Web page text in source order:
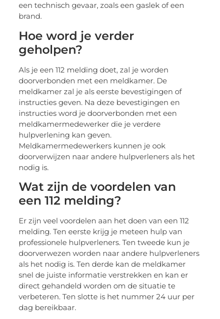
een technisch gevaar, zoals een gaslek of een
brand.
Hoe word je verder
geholpen?
Als je een 112 melding doet, zal je worden
doorverbonden met een meldkamer. De
meldkamer zal je als eerste bevestigingen of
instructies geven. Na deze bevestigingen en
instructies word je doorverbonden met een
meldkamermedewerker die je verdere
hulpverlening kan geven.
Meldkamermedewerkers kunnen je ook
doorverwijzen naar andere hulpverleners als het
nodig is.
Wat zijn de voordelen van
een 112 melding?
Er zijn veel voordelen aan het doen van een 112
melding. Ten eerste krijg je meteen hulp van
professionele hulpverleners. Ten tweede kun je
doorverwezen worden naar andere hulpverleners
als het nodig is. Ten derde kan de meldkamer
snel de juiste informatie verstrekken en kan er
direct gehandeld worden om de situatie te
verbeteren. Ten slotte is het nummer 24 uur per
dag bereikbaar.